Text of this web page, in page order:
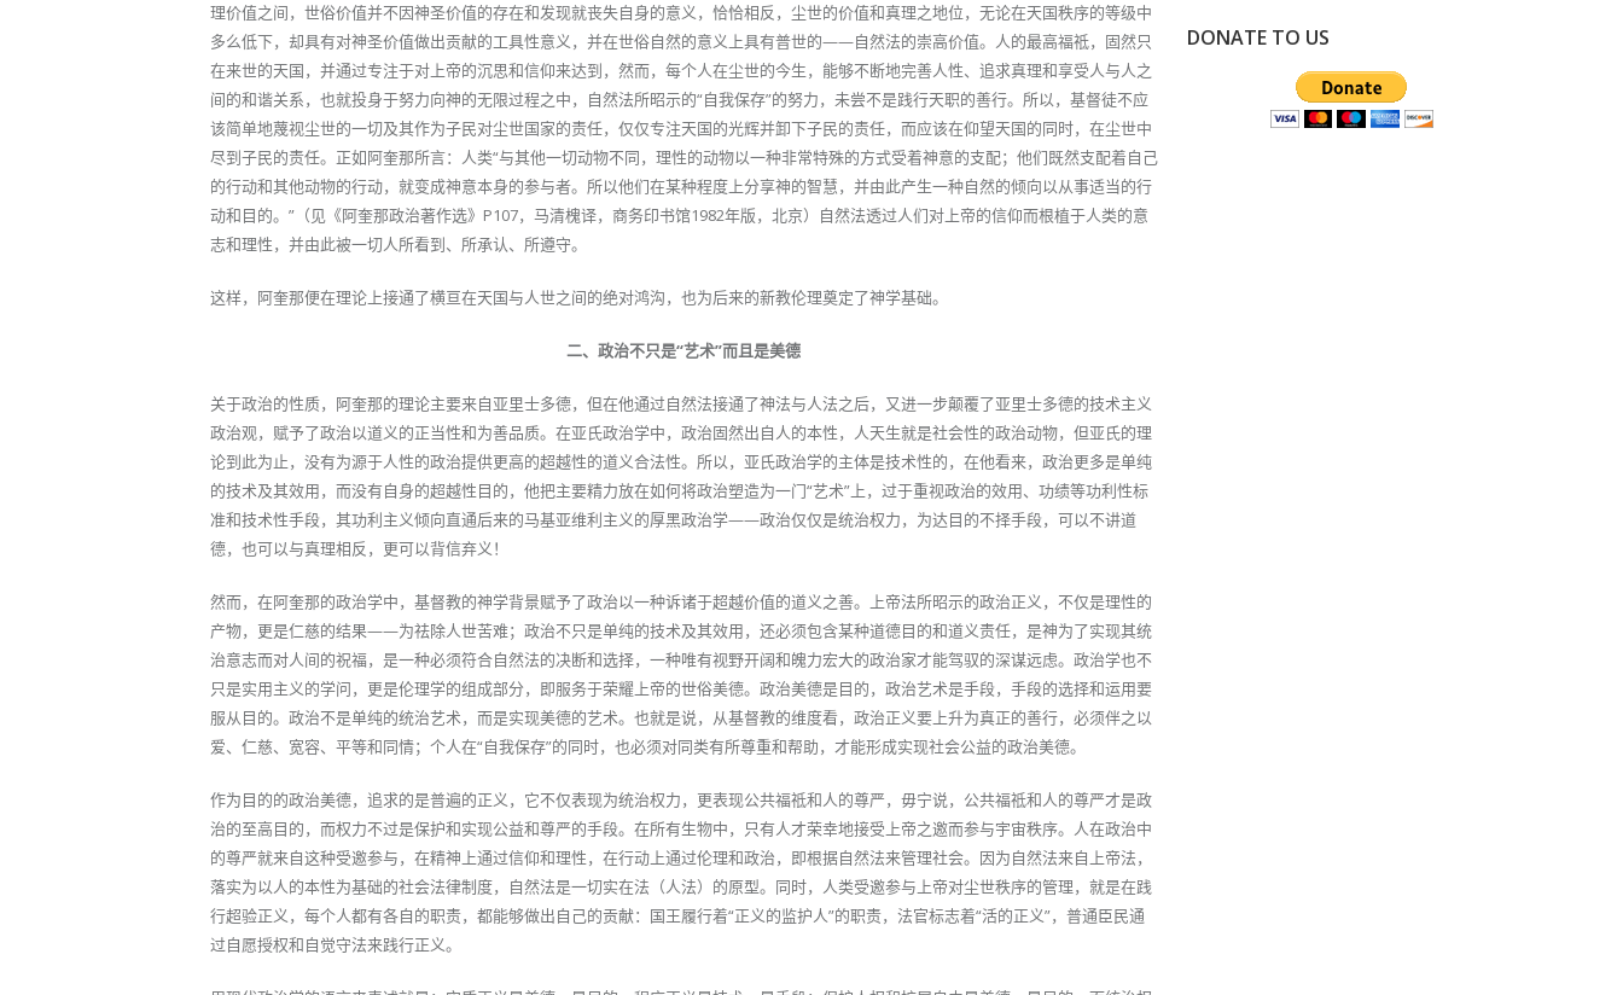
理价值之间，世俗价值并不因神圣价值的存在和发现就丧失自身的意义，恰恰相反，尘世的价值和真理之地位，无论在天国秩序的等级中
多么低下，却具有对神圣价值做出贡献的工具性意义，并在世俗自然的意义上具有普世的——自然法的崇高价值。人的最高福祗，固然只
在来世的天国，并通过专注于对上帝的沉思和信仰来达到，然而，每个人在尘世的今生，能够不断地完善人性、追求真理和享受人与人之
间的和谐关系，也就投身于努力向神的无限过程之中，自然法所昭示的“自我保存”的努力，未尝不是践行天职的善行。所以，基督徒不应
该简单地蔑视尘世的一切及其作为子民对尘世国家的责任，仅仅专注天国的光辉并卸下子民的责任，而应该在仰望天国的同时，在尘世中
尽到子民的责任。正如阿奎那所言：人类“与其他一切动物不同，理性的动物以一种非常特殊的方式受着神意的支配；他们既然支配着自己
的行动和其他动物的行动，就变成神意本身的参与者。所以他们在某种程度上分享神的智慧，并由此产生一种自然的倾向以从事适当的行
动和目的。”（见《阿奎那政治著作选》P107，马清槐译，商务印书馆1982年版，北京）自然法透过人们对上帝的信仰而根植于人类的意
志和理性，并由此被一切人所看到、所承认、所遵守。
这样，阿奎那便在理论上接通了横亘在天国与人世之间的绝对鸿沟，也为后来的新教伦理奠定了神学基础。
二、政治不只是“艺术”而且是美德
关于政治的性质，阿奎那的理论主要来自亚里士多德，但在他通过自然法接通了神法与人法之后，又进一步颠覆了亚里士多德的技术主义
政治观，赋予了政治以道义的正当性和为善品质。在亚氏政治学中，政治固然出自人的本性，人天生就是社会性的政治动物，但亚氏的理
论到此为止，没有为源于人性的政治提供更高的超越性的道义合法性。所以，亚氏政治学的主体是技术性的，在他看来，政治更多是单纯
的技术及其效用，而没有自身的超越性目的，他把主要精力放在如何将政治塑造为一门“艺术”上，过于重视政治的效用、功绩等功利性标
准和技术性手段，其功利主义倾向直通后来的马基亚维利主义的厚黑政治学——政治仅仅是统治权力，为达目的不择手段，可以不讲道
德，也可以与真理相反，更可以背信弃义！
然而，在阿奎那的政治学中，基督教的神学背景赋予了政治以一种诉诸于超越价值的道义之善。上帝法所昭示的政治正义，不仅是理性的
产物，更是仁慈的结果——为祛除人世苦难；政治不只是单纯的技术及其效用，还必须包含某种道德目的和道义责任，是神为了实现其统
治意志而对人间的祝福，是一种必须符合自然法的决断和选择，一种唯有视野开阔和魄力宏大的政治家才能驾驭的深谋远虑。政治学也不
只是实用主义的学问，更是伦理学的组成部分，即服务于荣耀上帝的世俗美德。政治美德是目的，政治艺术是手段，手段的选择和运用要
服从目的。政治不是单纯的统治艺术，而是实现美德的艺术。也就是说，从基督教的维度看，政治正义要上升为真正的善行，必须伴之以
爱、仁慈、宽容、平等和同情；个人在“自我保存”的同时，也必须对同类有所尊重和帮助，才能形成实现社会公益的政治美德。
作为目的的政治美德，追求的是普遍的正义，它不仅表现为统治权力，更表现公共福祗和人的尊严，毋宁说，公共福祗和人的尊严才是政
治的至高目的，而权力不过是保护和实现公益和尊严的手段。在所有生物中，只有人才荣幸地接受上帝之邀而参与宇宙秩序。人在政治中
的尊严就来自这种受邀参与，在精神上通过信仰和理性，在行动上通过伦理和政治，即根据自然法来管理社会。因为自然法来自上帝法，
落实为以人的本性为基础的社会法律制度，自然法是一切实在法（人法）的原型。同时，人类受邀参与上帝对尘世秩序的管理，就是在践
行超验正义，每个人都有各自的职责，都能够做出自己的贡献：国王履行着“正义的监护人”的职责，法官标志着“活的正义”，普通臣民通
过自愿授权和自觉守法来践行正义。
DONATE TO US